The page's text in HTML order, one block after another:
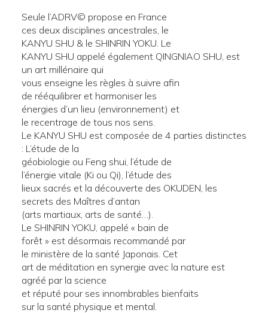
Seule l’ADRV© propose en France
ces deux disciplines ancestrales, le
KANYU SHU & le SHINRIN YOKU. Le
KANYU SHU appelé également QINGNIAO SHU, est
un art millénaire qui
vous enseigne les règles à suivre afin
de rééquilibrer et harmoniser les
énergies d’un lieu (environnement) et
le recentrage de tous nos sens.
Le KANYU SHU est composée de 4 parties distinctes
: L’étude de la
géobiologie ou Feng shui, l’étude de
l’énergie vitale (Ki ou Qi), l’étude des
lieux sacrés et la découverte des OKUDEN, les
secrets des Maîtres d’antan
(arts martiaux, arts de santé…).
Le SHINRIN YOKU, appelé « bain de
forêt » est désormais recommandé par
le ministère de la santé Japonais. Cet
art de méditation en synergie avec la nature est
agréé par la science
et réputé pour ses innombrables bienfaits
sur la santé physique et mental.